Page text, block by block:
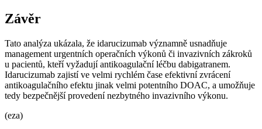
Závěr
Tato analýza ukázala, že idarucizumab významně usnadňuje
management urgentních operačních výkonů či invazivních zákroků
u pacientů, kteří vyžadují antikoagulační léčbu dabigatranem.
Idarucizumab zajistí ve velmi rychlém čase efektivní zvrácení
antikoagulačního efektu jinak velmi potentního DOAC, a umožňuje
tedy bezpečnější provedení nezbytného invazivního výkonu.
(eza)